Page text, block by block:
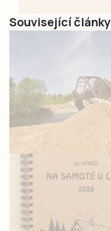
Související články